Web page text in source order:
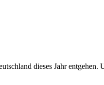
dieses Jahr